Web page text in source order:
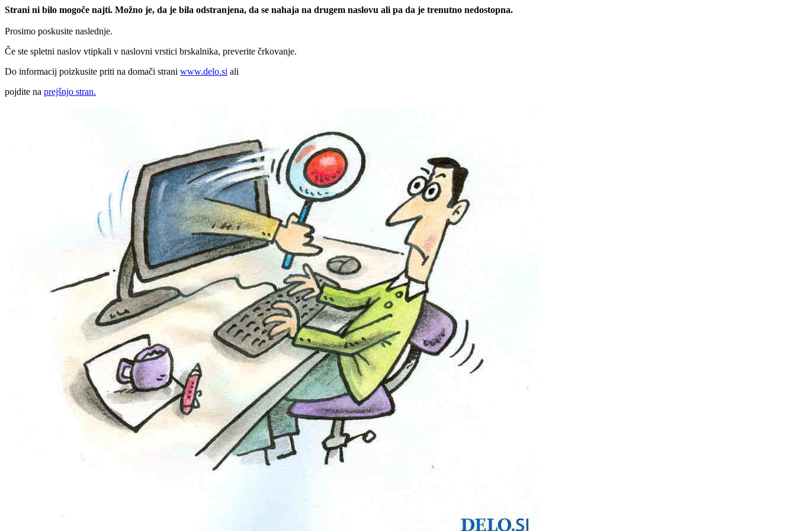
Strani ni bilo mogoče najti. Možno je, da je bila odstranjena, da se nahaja na drugem naslovu ali pa da je trenutno nedostopna.
Prosimo poskusite naslednje.
Če ste spletni naslov vtipkali v naslovni vrstici brskalnika, preverite črkovanje.
Do informacij poizkusite priti na domači strani www.delo.si ali
pojdite na prejšnjo stran.